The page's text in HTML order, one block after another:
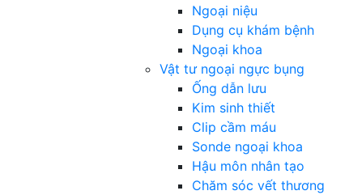
Ngoại niệu
Dụng cụ khám bệnh
Ngoại khoa
Vật tư ngoại ngực bụng
Ống dẫn lưu
Kim sinh thiết
Clip cầm máu
Sonde ngoại khoa
Hậu môn nhân tạo
Chăm sóc vết thương